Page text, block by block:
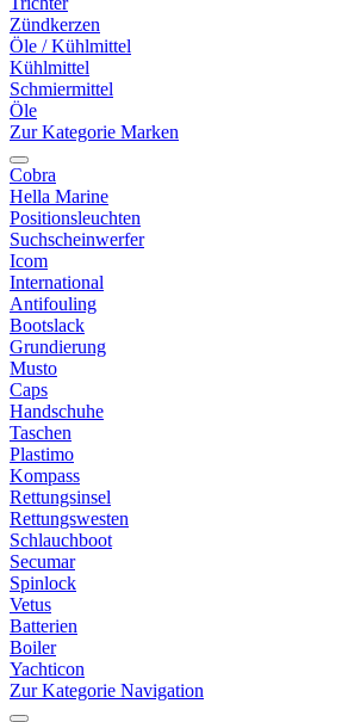
Zündkerzen
Öle / Kühlmittel
Kühlmittel
Schmiermittel
Öle
Zur Kategorie Marken
Cobra
Hella Marine
Positionsleuchten
Suchscheinwerfer
Icom
International
Antifouling
Bootslack
Grundierung
Musto
Caps
Handschuhe
Taschen
Plastimo
Kompass
Rettungsinsel
Rettungswesten
Schlauchboot
Secumar
Spinlock
Vetus
Batterien
Boiler
Yachticon
Zur Kategorie Navigation